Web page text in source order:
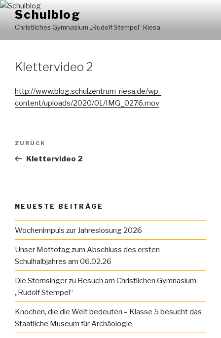
Zum
Inhalt
springen
Schulblog
Christliches Gymnasium „Rudolf Stempel" Riesa
Klettervideo 2
http://www.blog.schulzentrum-riesa.de/wp-
content/uploads/2020/01/IMG_0276.mov
Beitragsnavigation
Vorheriger
Beitrag
ZURÜCK
Klettervideo 2
NEUESTE BEITRÄGE
Wochenimpuls zur Jahreslosung 2026
Unser Mottotag zum Abschluss des ersten
Schulhalbjahres am 06.02.26
Die Sternsinger zu Besuch am Christlichen Gymnasium
„Rudolf Stempel“
Knochen, die die Welt bedeuten – Klasse 5 besucht das
Staatliche Museum für Archäologie